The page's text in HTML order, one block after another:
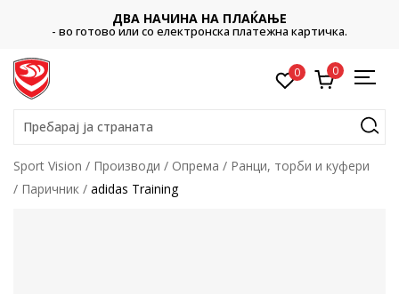
ДВА НАЧИНА НА ПЛАЌАЊЕ
- во готово или со електронска платежна картичка.
0 0
Пребарај ја страната
Sport Vision Производи Опрема
Ранци, торби и куфери
Паричник
adidas Training